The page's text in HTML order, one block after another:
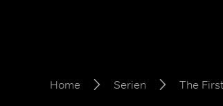
Home Serien The